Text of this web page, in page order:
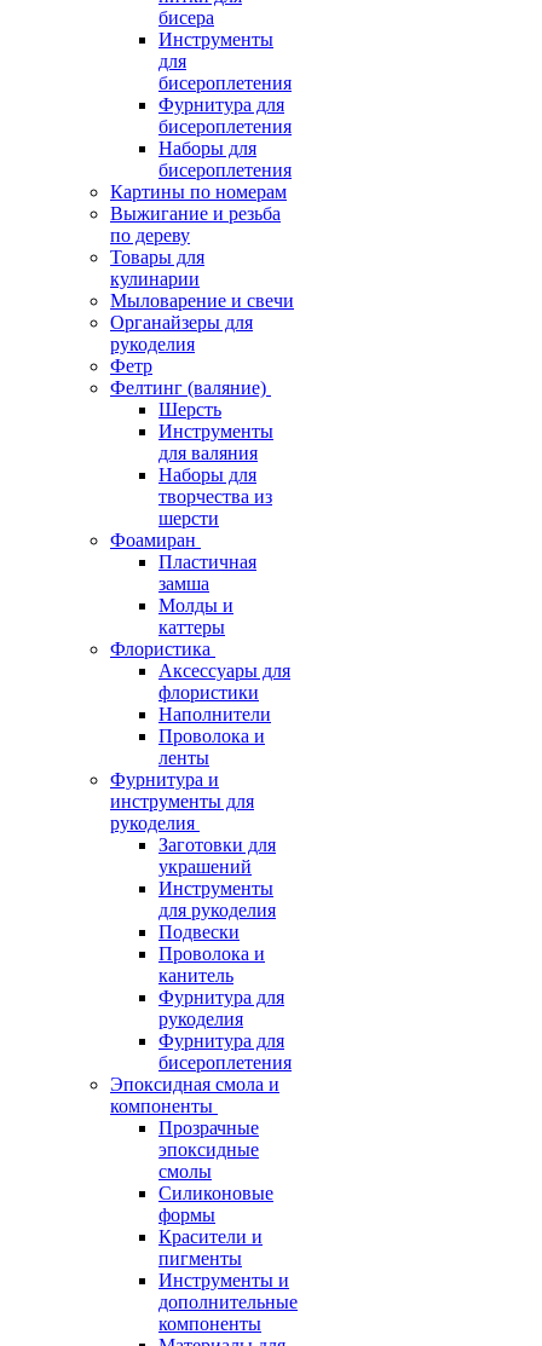
бисера
Инструменты
для
бисероплетения
Фурнитура для
бисероплетения
Наборы для
бисероплетения
Картины по номерам
Выжигание и резьба
по дереву
Товары для
кулинарии
Мыловарение и свечи
Органайзеры для
рукоделия
Фетр
Фелтинг (валяние)
Шерсть
Инструменты
для валяния
Наборы для
творчества из
шерсти
Фоамиран
Пластичная
замша
Молды и
каттеры
Флористика
Аксессуары для
флористики
Наполнители
Проволока и
ленты
Фурнитура и
инструменты для
рукоделия
Заготовки для
украшений
Инструменты
для рукоделия
Подвески
Проволока и
канитель
Фурнитура для
рукоделия
Фурнитура для
бисероплетения
Эпоксидная смола и
компоненты
Прозрачные
эпоксидные
смолы
Силиконовые
формы
Красители и
пигменты
Инструменты и
дополнительные
компоненты